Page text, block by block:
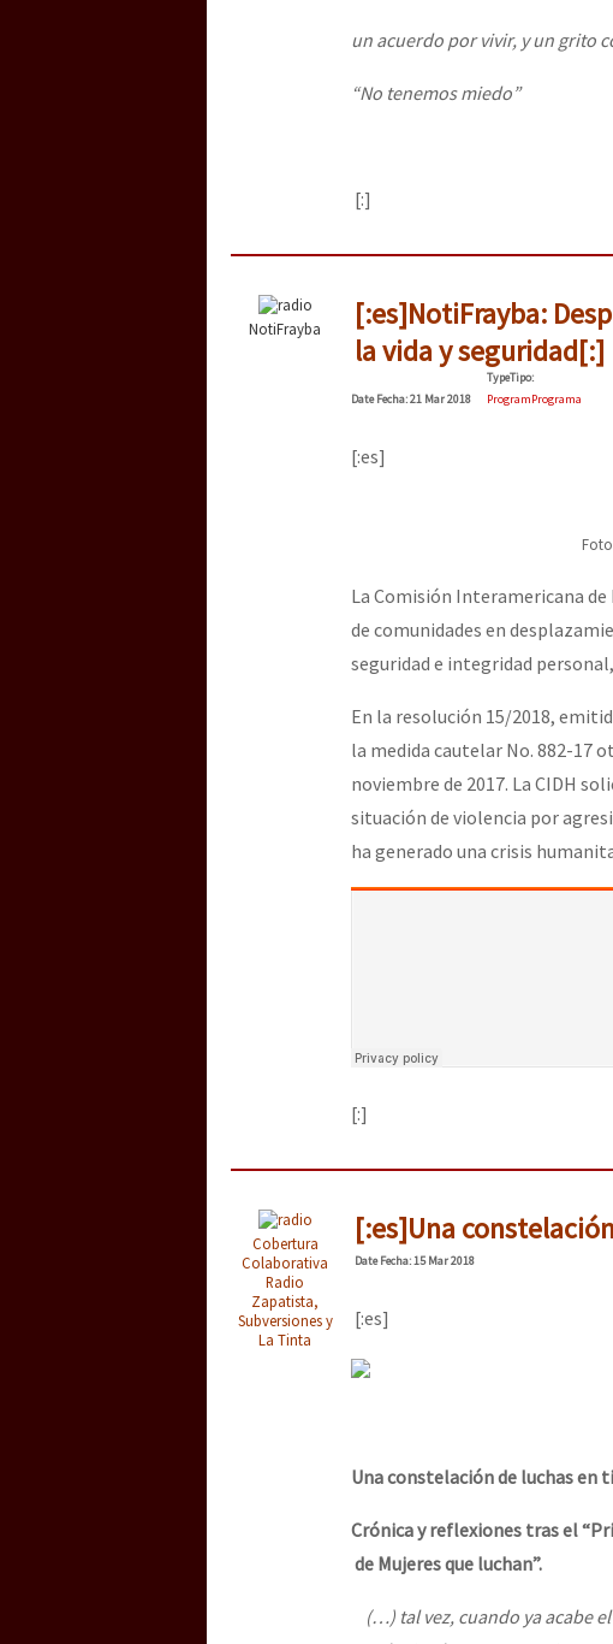
un acuerdo por vivir, y un grito
“No tenemos miedo”
[:]
NotiFrayba
[:es]NotiFrayba:
la vida y seguridad[:]
DateFecha: 21 Mar 2018
TypeTipo:
ProgramPrograma
[:es]
La Comisión Interamericana
de comunidades en
seguridad e integridad
En la resolución 15/2018,
la medida cautelar No. 882-17
noviembre de 2017. La CIDH
situación de violencia por
ha generado una crisis
[:]
Cobertura
Colaborativa
Radio
Zapatista,
Subversiones y
La Tinta
[:es]Una
DateFecha: 15 Mar 2018
[:es]
Una constelación de luchas en
Crónica y reflexiones tras el
de Mujeres que luchan”.
(…) tal vez, cuando ya acabe